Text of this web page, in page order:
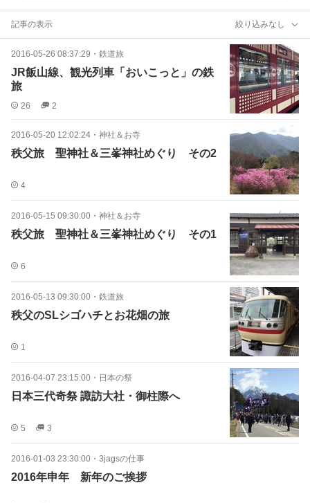
記事の表示 絞り込みなし
2016-05-26 08:37:29 ・ 鉄道旅
JR飯山線、観光列車「おいこっと」の鉄
旅
26 2
2016-05-20 12:02:24 ・ 神社＆お寺
秩父旅 聖神社＆三峯神社めぐり その2
4
2016-05-15 09:30:00 ・ 神社＆お寺
秩父旅 聖神社＆三峯神社めぐり その1
6
2016-05-13 09:30:00 ・ 鉄道旅
秩父のSLシゴハチとお花畑の旅
1
2016-04-07 23:15:00 ・ 日本の祭
日本三代奇祭 諏訪大社・御柱際へ
5 3
2016-01-03 23:30:00 ・ 3jagsの仕事
2016年申年 新年のご挨拶